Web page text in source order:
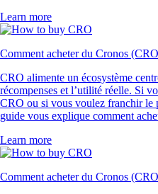
Learn more
Comment acheter du Cronos
CRO alimente un écosystème
récompenses et l’utilité réelle. Si
CRO ou si vous voulez franchir le
guide vous explique comment
Learn more
Comment acheter du Cronos